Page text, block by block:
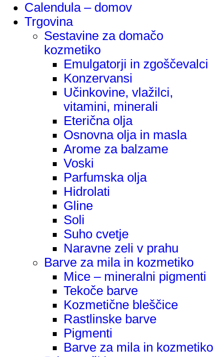
Calendula – domov
Trgovina
Sestavine za domačo
kozmetiko
Emulgatorji in zgoščevalci
Konzervansi
Učinkovine, vlažilci,
vitamini, minerali
Eterična olja
Osnovna olja in masla
Arome za balzame
Voski
Parfumska olja
Hidrolati
Gline
Soli
Suho cvetje
Naravne zeli v prahu
Barve za mila in kozmetiko
Mice – mineralni pigmenti
Tekoče barve
Kozmetične bleščice
Rastlinske barve
Pigmenti
Barve za mila in kozmetiko